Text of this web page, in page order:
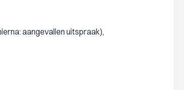
aangevallen uitspraak),